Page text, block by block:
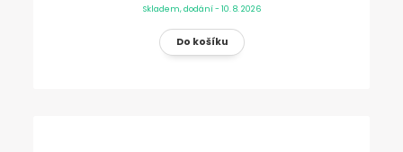
Skladem, dodání - 10. 8. 2026